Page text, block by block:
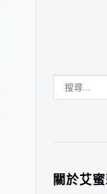
關於艾